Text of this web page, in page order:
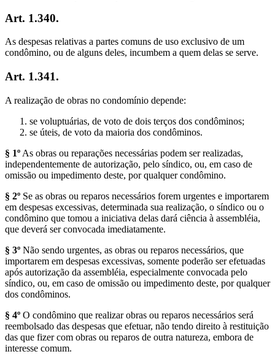
Art. 1.340.
As despesas relativas a partes comuns de uso exclusivo de um
condômino, ou de alguns deles, incumbem a quem delas se serve.
Art. 1.341.
A realização de obras no condomínio depende:
se voluptuárias, de voto de dois terços dos condôminos;
se úteis, de voto da maioria dos condôminos.
§ 1º As obras ou reparações necessárias podem ser realizadas,
independentemente de autorização, pelo síndico, ou, em caso de
omissão ou impedimento deste, por qualquer condômino.
§ 2º Se as obras ou reparos necessários forem urgentes e importarem
em despesas excessivas, determinada sua realização, o síndico ou o
condômino que tomou a iniciativa delas dará ciência à assembléia,
que deverá ser convocada imediatamente.
§ 3º Não sendo urgentes, as obras ou reparos necessários, que
importarem em despesas excessivas, somente poderão ser efetuadas
após autorização da assembléia, especialmente convocada pelo
síndico, ou, em caso de omissão ou impedimento deste, por qualquer
dos condôminos.
§ 4º O condômino que realizar obras ou reparos necessários será
reembolsado das despesas que efetuar, não tendo direito à restituição
das que fizer com obras ou reparos de outra natureza, embora de
interesse comum.